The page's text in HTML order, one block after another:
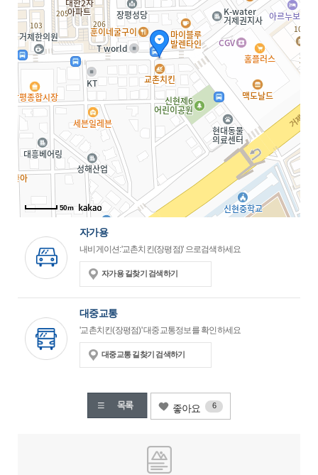
50m
자가용
내비게이션:'교촌치킨(장평점)' 으로검색하세요
자가용 길찾기 검색하기
대중교통
'교촌치킨(장평점)' 대중교통정보를 확인하세요
대중교통 길찾기 검색하기
좋아요 6